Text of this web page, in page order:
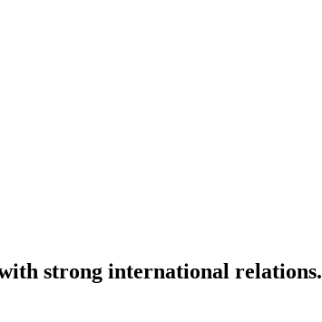
strong international relations.